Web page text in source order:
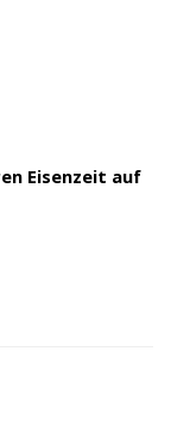
Eisenzeit auf